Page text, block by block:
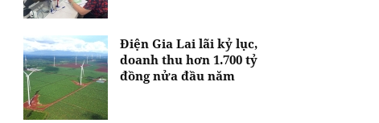
Điện Gia Lai lãi kỷ lục,
doanh thu hơn 1.700 tỷ
đồng nửa đầu năm